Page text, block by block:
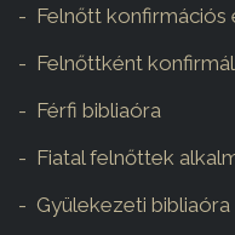
Felnőtt konfirmációs
Felnőttként
Férfi bibliaóra
Fiatal felnőttek
Gyülekezeti bibliaóra